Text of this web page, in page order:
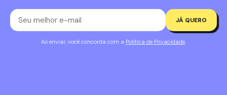
JÁ QUERO
Ao enviar, você concorda com a Política de Privacidade.